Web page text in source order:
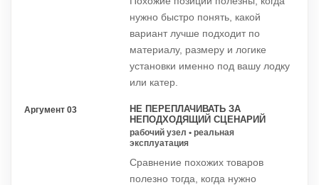
нужно быстро понять, какой
вариант лучше подходит по
материалу, размеру и логике
установки именно под вашу лодку
или катер.
Аргумент 03
НЕ ПЕРЕПЛАЧИВАТЬ ЗА
НЕПОДХОДЯЩИЙ СЦЕНАРИЙ
рабочий узел • реальная
эксплуатация
Сравнение похожих товаров
полезно тогда, когда нужно